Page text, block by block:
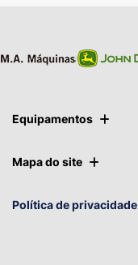
Equipamentos
Mapa do site
Política de privacidade